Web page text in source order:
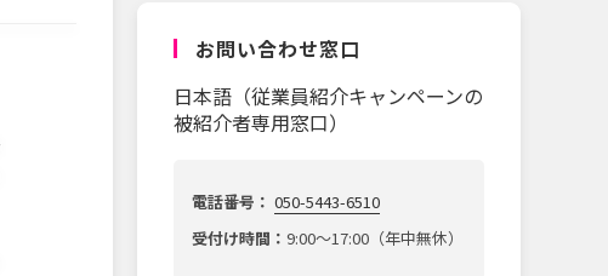
お問い合わせ窓口
日本語（従業員紹介キャンペーンの
被紹介者専用窓口）
電話番号： 050-5443-6510
受付け時間： 9:00～17:00（年中無休）